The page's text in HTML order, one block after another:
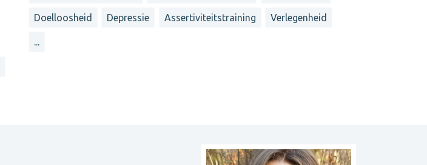
Doelloosheid Depressie Assertiviteitstraining Verlegenheid
...